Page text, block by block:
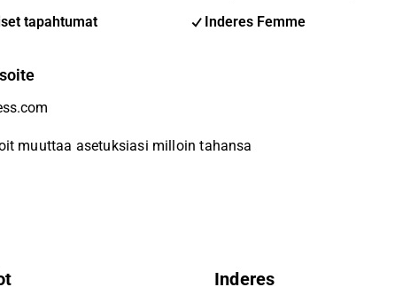
tapahtumat
Inderes Femme
muuttaa asetuksiasi milloin tahansa
Inderes